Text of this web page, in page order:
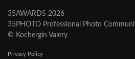
35AWARDS 2026
35PHOTO Professional Photo
© Kochergin Valery
Privacy Policy